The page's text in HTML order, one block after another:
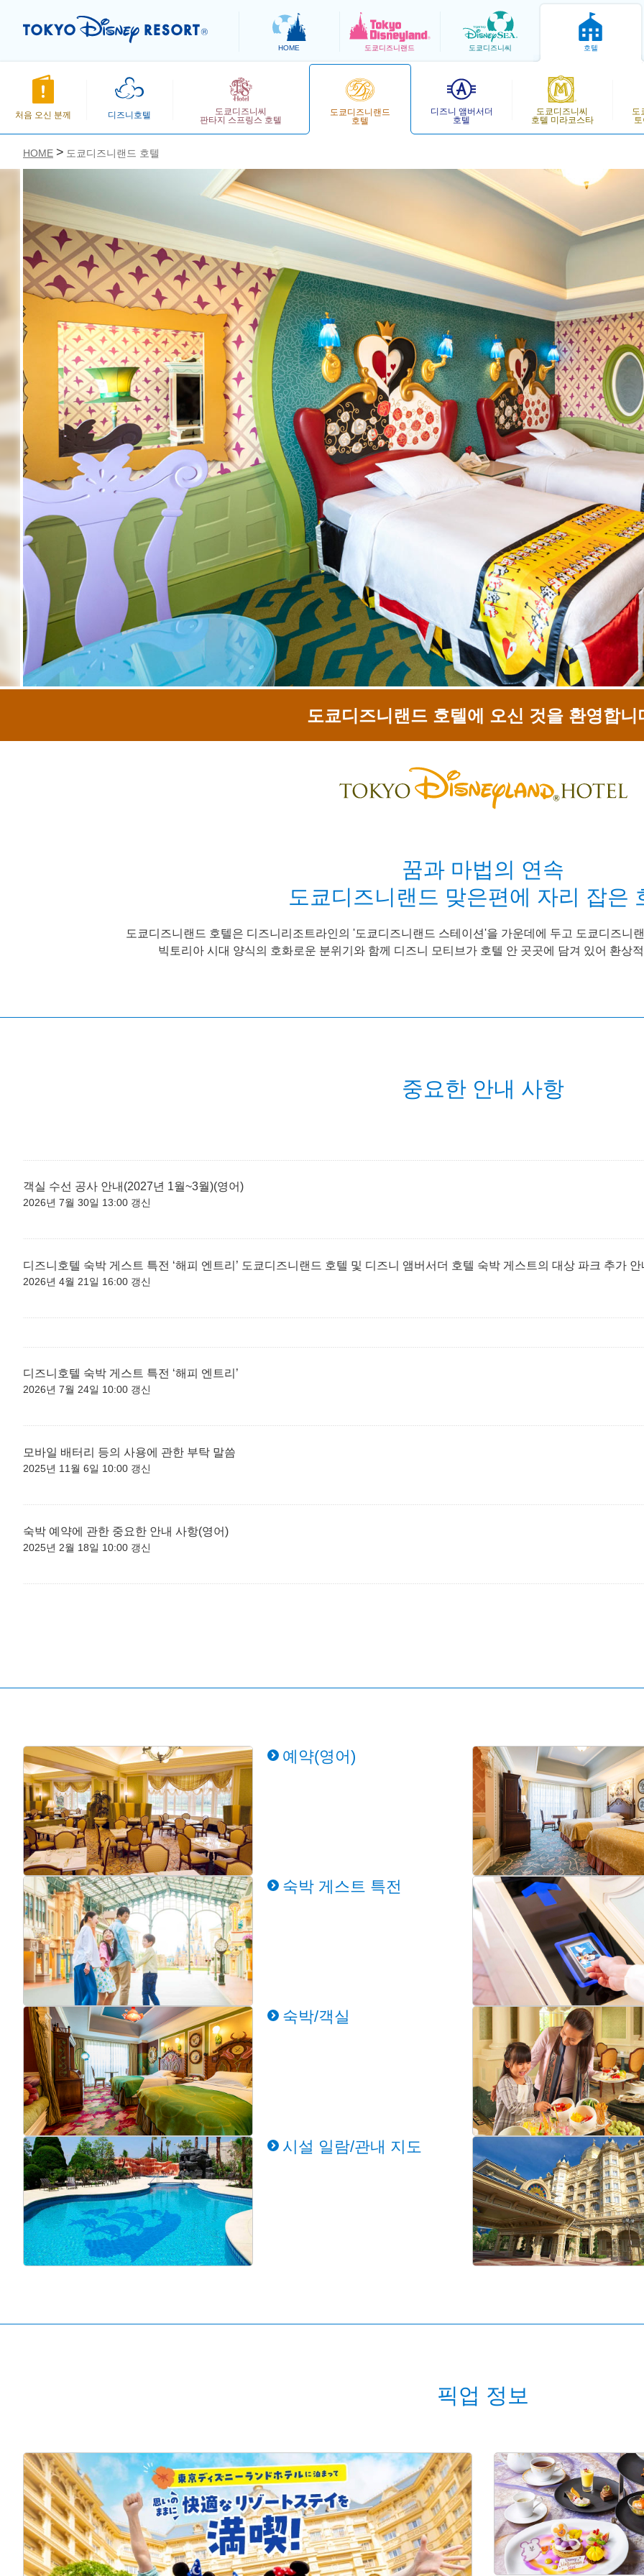
HOME 도쿄디즈니랜드 도쿄디즈니씨 호텔
처음 오신 분께 디즈니호텔
도쿄디즈니씨
판타지 스프링스 호텔
도쿄디즈니랜드
호텔
디즈니 앰버서더
호텔
도쿄디즈니씨
호텔 미라코스타
도
HOME 도쿄디즈니랜드 호텔
도쿄디즈니랜드 호텔에 오신 것을 환영합니
꿈과 마법의 연속
도쿄디즈니랜드 맞은편에 자리 잡은
도쿄디즈니랜드 호텔은 디즈니리조트라인의 '도쿄디즈니랜드 스테이션'을 가운데에 두고 도쿄디즈니
빅토리아 시대 양식의 호화로운 분위기와 함께 디즈니 모티브가 호텔 안 곳곳에 담겨 있어 환상
중요한 안내 사항
객실 수선 공사 안내(2027년 1월~3월)(영어)
2026년 7월 30일 13:00 갱신
디즈니호텔 숙박 게스트 특전 ‘해피 엔트리’ 도쿄디즈니랜드 호텔 및 디즈니 앰버서더 호텔 숙박 게스트의 대상 파크 추가 안
2026년 4월 21일 16:00 갱신
디즈니호텔 숙박 게스트 특전 ‘해피 엔트리’
2026년 7월 24일 10:00 갱신
모바일 배터리 등의 사용에 관한 부탁 말씀
2025년 11월 6일 10:00 갱신
숙박 예약에 관한 중요한 안내 사항(영어)
2025년 2월 18일 10:00 갱신
예약(영어)
숙박 게스트 특전
숙박/객실
시설 일람/관내 지도
픽업 정보